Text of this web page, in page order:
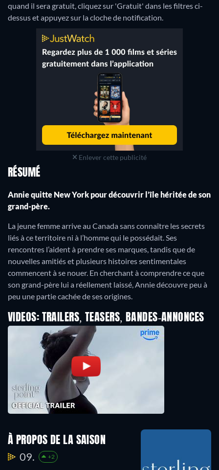
quand il sera gratuit, cliquez sur 'Gratuit' dans les filtres ci-
dessus et appuyez sur la cloche de notification.
Enlever cette publicité
RÉSUMÉ
Annie quitte New York pour découvrir l’île héritée de son
grand-père.
La jeune femme arrive au Canada sans connaître les secrets
liés à ce territoire ni à l’homme qui le possédait. Ses
rencontres l’aident à prendre ses marques, tandis que de
nouvelles amitiés et plusieurs histoires sentimentales
commencent à se nouer. En cherchant à comprendre ce que
son grand-père lui a réellement laissé, Annie découvre peu à
peu une partie cachée de ses origines.
VIDEOS: TRAILERS, TEASERS, BANDES-ANNONCES
À PROPOS DE LA SAISON
09. +2